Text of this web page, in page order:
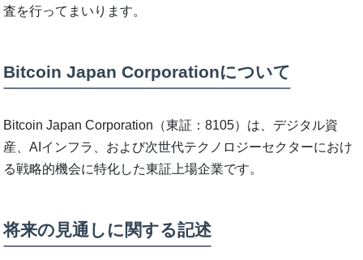
査を行ってまいります。
Bitcoin Japan Corporationについて
Bitcoin Japan Corporation（東証：8105）は、デジタル資
産、AIインフラ、および次世代テクノロジーセクターにおけ
る戦略的機会に特化した東証上場企業です。
将来の見通しに関する記述